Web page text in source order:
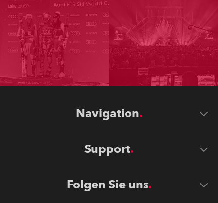
Navigation
Support
Folgen Sie uns